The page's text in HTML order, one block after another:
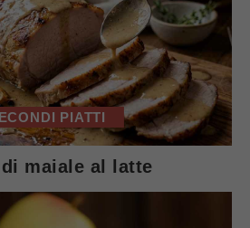
PIATTI
maiale al latte